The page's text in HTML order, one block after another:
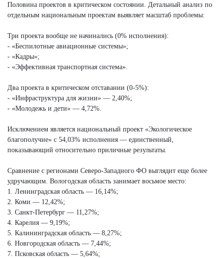
Половина проектов в критическом состоянии. Детальный анализ по
отдельным национальным проектам выявляет масштаб проблемы:
Три проекта вообще не начинались (0% исполнения):
- «Беспилотные авиационные системы»;
- «Кадры»;
- «Эффективная транспортная система».
Два проекта в критическом отставании (0-5%):
- «Инфраструктура для жизни» — 2,40%;
- «Молодежь и дети» — 4,72%.
Исключением является национальный проект «Экологическое
благополучие» с 54,03% исполнения — единственный,
показывающий относительно приличные результаты.
Сравнение с регионами Северо-Западного ФО выглядит еще более
удручающим. Вологодская область занимает восьмое место:
1. Ленинградская область — 16,14%;
2. Коми — 12,42%;
3. Санкт-Петербург — 11,27%;
4. Карелия — 9,19%;
5. Калининградская область — 8,27%;
6. Новгородская область — 7,44%;
7. Псковская область — 5,64%;